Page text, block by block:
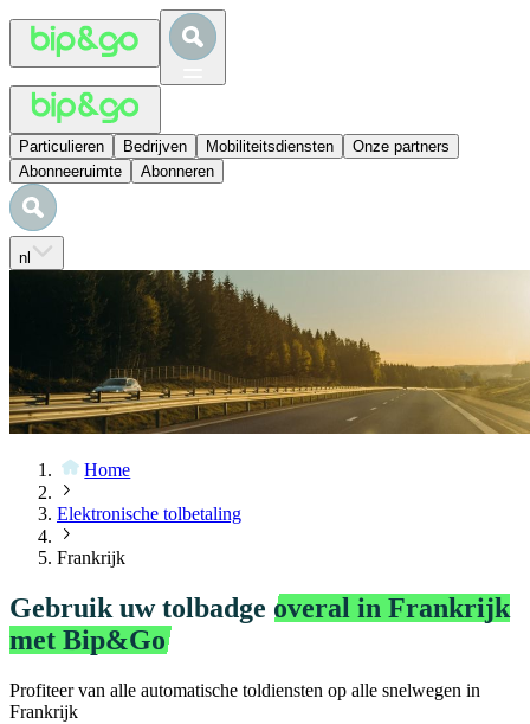
Particulieren Bedrijven Mobiliteitsdiensten
Onze partners
Abonneeruimte
Abonneren
nl
Home
Elektronische tolbetaling
Frankrijk
Gebruik uw tolbadge overal in Frankrijk
met Bip&Go
Profiteer van alle automatische toldiensten op alle snelwegen in
Frankrijk